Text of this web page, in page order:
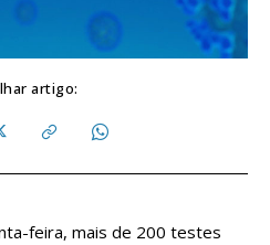
artigo:
feira, mais de 200 testes